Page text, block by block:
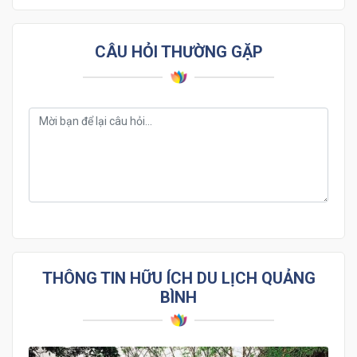
CÂU HỎI THƯỜNG GẶP
THÔNG TIN HỮU ÍCH DU LỊCH QUẢNG
BÌNH